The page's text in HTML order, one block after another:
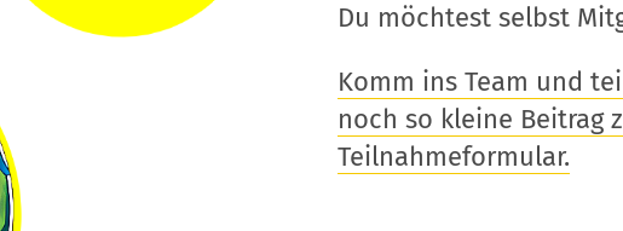
Du möchtest selbst
Komm ins Team und
noch so kleine Beitrag
Teilnahmeformular.